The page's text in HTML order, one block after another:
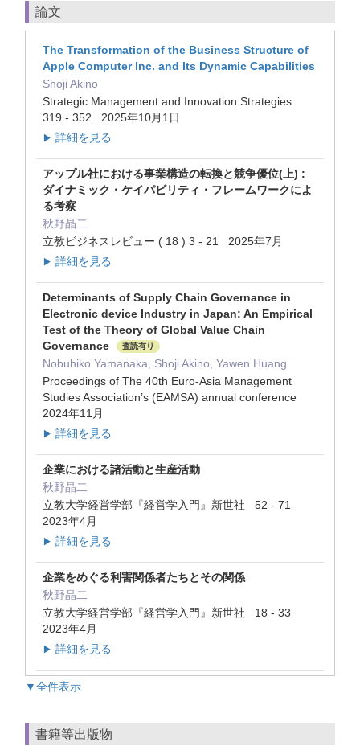
論文
The Transformation of the Business Structure of
Apple Computer Inc. and Its Dynamic Capabilities
Shoji Akino
Strategic Management and Innovation Strategies
319 - 352 2025年10月1日
▶ 詳細を見る
アップル社における事業構造の転換と競争優位(上) :
ダイナミック・ケイパビリティ・フレームワークによ
る考察
秋野晶二
立教ビジネスレビュー ( 18 ) 3 - 21 2025年7月
▶ 詳細を見る
Determinants of Supply Chain Governance in
Electronic device Industry in Japan: An Empirical
Test of the Theory of Global Value Chain
Governance
査読有り
Nobuhiko Yamanaka, Shoji Akino, Yawen Huang
Proceedings of The 40th Euro-Asia Management
Studies Association’s (EAMSA) annual conference
2024年11月
▶ 詳細を見る
企業における諸活動と生産活動
秋野晶二
立教大学経営学部『経営学入門』新世社 52 - 71
2023年4月
▶ 詳細を見る
企業をめぐる利害関係者たちとその関係
秋野晶二
立教大学経営学部『経営学入門』新世社 18 - 33
2023年4月
▶ 詳細を見る
▼全件表示
書籍等出版物